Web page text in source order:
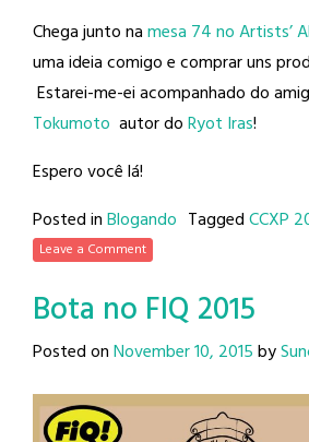
Chega junto namesa 74 no Artists’
uma ideia comigo e comprar uns
Estarei-me-ei acompanhado do
Tokumoto autor doRyot Iras!
Espero você lá!
Posted inBlogando TaggedCCXP
Leave a Comment
Bota no FIQ 2015
Posted onNovember 10, 2015by